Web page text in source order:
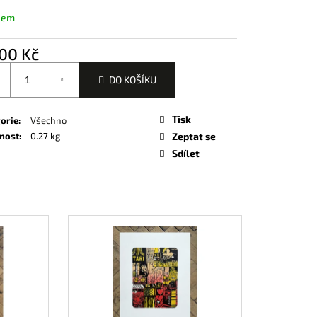
e
n
í
k
š
Kč
DO KOŠÍKU
:
Všechno
: 0.27 kg
Tisk
Zeptat se
Sdílet
j
TURQUOISE)